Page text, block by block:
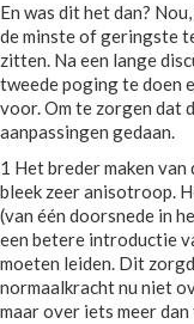
En was dit het dan?
de minste of geringste
zitten. Na een lange
tweede poging te doen
voor. Om te zorgen dat
aanpassingen gedaan.
1 Het breder maken
bleek zeer anisotroop.
(van één doorsnede in
een betere introductie
moeten leiden. Dit
normaalkracht nu niet
maar over iets meer